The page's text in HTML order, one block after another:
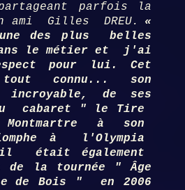
parfois
la
ami Gilles DREU.
«
des plus belles
le métier et j'ai
pour lui. Cet
connu... son
incroyable, de ses
cabaret " le Tire
à son
à l'Olympia
était également
de la tournée " Âge
de Bois " en 2006